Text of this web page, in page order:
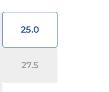
25.0
27.5